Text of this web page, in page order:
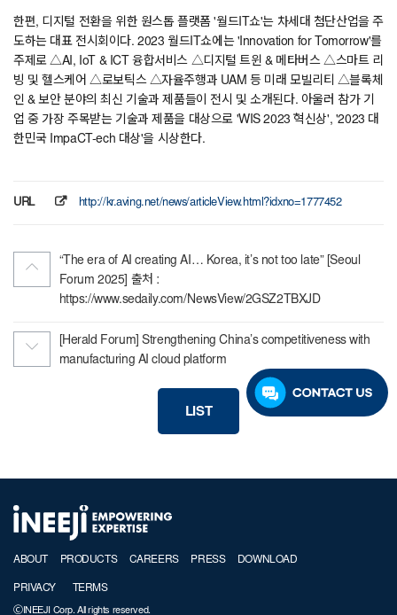
한편, 디지털 전환을 위한 원스톱 플랫폼 '월드IT쇼'는 차세대 첨단산업을 주
도하는 대표 전시회이다. 2023 월드IT쇼에는 'Innovation for Tomorrow'를
주제로 △AI, IoT & ICT 융합서비스 △디지털 트윈 & 메타버스 △스마트 리
빙 및 헬스케어 △로보틱스 △자율주행과 UAM 등 미래 모빌리티 △블록체
인 & 보안 분야의 최신 기술과 제품들이 전시 및 소개된다. 아울러 참가 기
업 중 가장 주목받는 기술과 제품을 대상으로 'WIS 2023 혁신상', '2023 대
한민국 ImpaCT-ech 대상'을 시상한다.
URL http://kr.aving.net/news/articleView.html?idxno=1777452
“The era of AI creating AI… Korea, it’s not too late” [Seoul
Forum 2025] 출처 :
https://www.sedaily.com/NewsView/2GSZ2TBXJD
[Herald Forum] Strengthening China’s competitiveness with
manufacturing AI cloud platform
LIST
ABOUT PRODUCTS CAREERS PRESS DOWNLOAD
PRIVACY TERMS
ⒸINEEJI Corp. All rights reserved.